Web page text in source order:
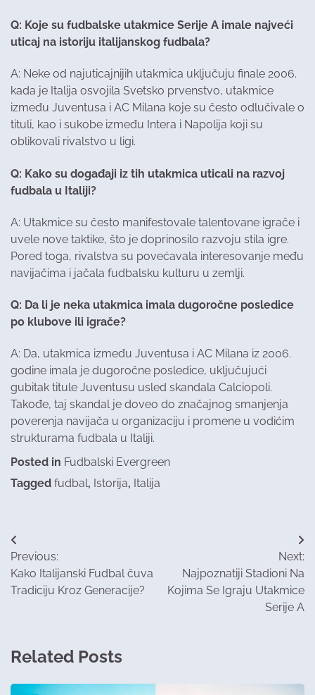
Q: Koje su fudbalske utakmice Serije A imale najveći
uticaj na istoriju italijanskog fudbala?
A: Neke od najuticajnijih utakmica uključuju finale 2006.
kada je Italija osvojila Svetsko prvenstvo, utakmice
između Juventusa i AC Milana koje su često odlučivale o
tituli, kao i sukobe između Intera i Napolija koji su
oblikovali rivalstvo u ligi.
Q: Kako su događaji iz tih utakmica uticali na razvoj
fudbala u Italiji?
A: Utakmice su često manifestovale talentovane igrače i
uvele nove taktike, što je doprinosilo razvoju stila igre.
Pored toga, rivalstva su povećavala interesovanje među
navijačima i jačala fudbalsku kulturu u zemlji.
Q: Da li je neka utakmica imala dugoročne posledice
po klubove ili igrače?
A: Da, utakmica između Juventusa i AC Milana iz 2006.
godine imala je dugoročne posledice, uključujući
gubitak titule Juventusu usled skandala Calciopoli.
Takođe, taj skandal je doveo do značajnog smanjenja
poverenja navijača u organizaciju i promene u vodićim
strukturama fudbala u Italiji.
Posted in Fudbalski Evergreen
Tagged fudbal, Istorija, Italija
Post
navigation
Previous:
Kako Italijanski Fudbal čuva
Tradiciju Kroz Generacije?
Next:
Najpoznatiji Stadioni Na
Kojima Se Igraju Utakmice
Serije A
Related Posts